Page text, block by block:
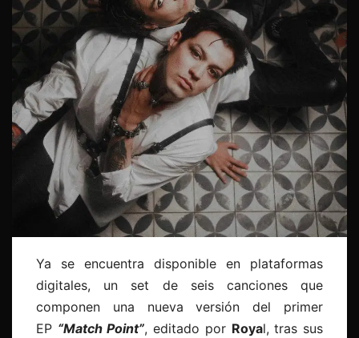
Ya se encuentra disponible en plataformas
digitales, un set de seis canciones que
componen una nueva versión del primer
EP “Match Point”, editado por Royal, tras sus